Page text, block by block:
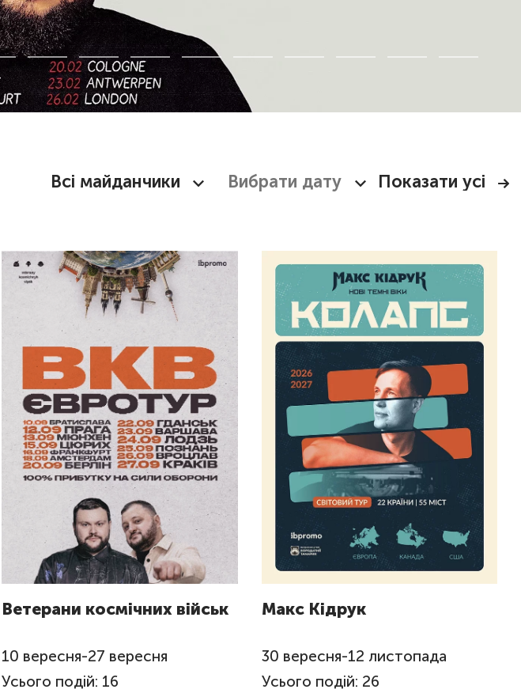
Всі майданчики Показати усі
Ветерани космічних військ
10 вересня-27 вересня
Усього подій: 16
Макс Кідрук
30 вересня-12 листопада
Усього подій: 26